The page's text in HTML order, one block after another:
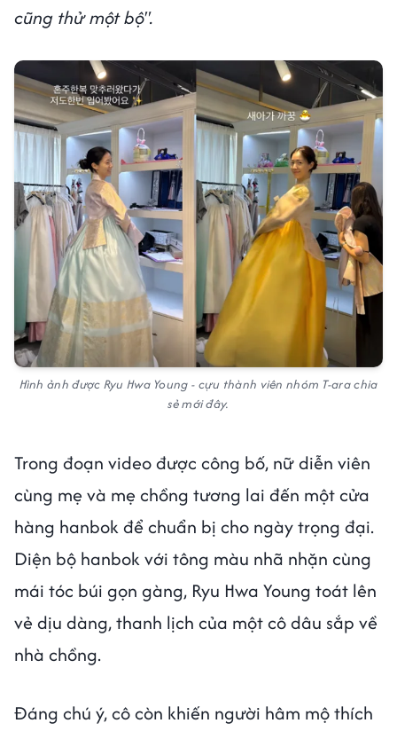
cũng thử một bộ".
Hình ảnh được Ryu Hwa Young - cựu thành viên nhóm T-ara chia
sẻ mới đây.
Trong đoạn video được công bố, nữ diễn viên
cùng mẹ và mẹ chồng tương lai đến một cửa
hàng hanbok để chuẩn bị cho ngày trọng đại.
Diện bộ hanbok với tông màu nhã nhặn cùng
mái tóc búi gọn gàng, Ryu Hwa Young toát lên
vẻ dịu dàng, thanh lịch của một cô dâu sắp về
nhà chồng.
Đáng chú ý, cô còn khiến người hâm mộ thích